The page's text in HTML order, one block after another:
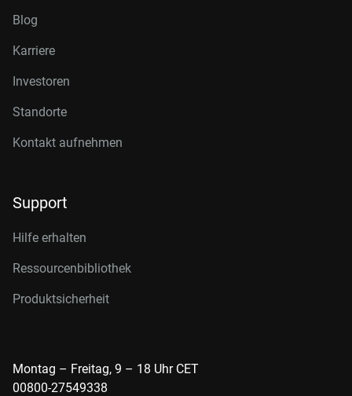
Blog
Karriere
Investoren
Standorte
Kontakt aufnehmen
Support
Hilfe erhalten
Ressourcenbibliothek
Produktsicherheit
Montag – Freitag, 9 – 18 Uhr CET
00800-27549338